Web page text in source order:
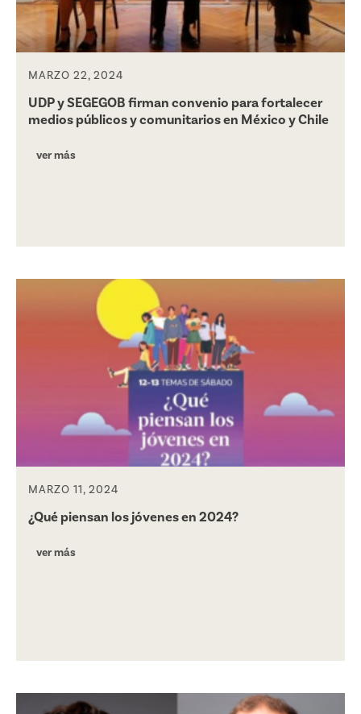
MARZO 22, 2024
UDP y SEGEGOB firman convenio para fortalecer
medios públicos y comunitarios en México y Chile
ver más
MARZO 11, 2024
¿Qué piensan los jóvenes en 2024?
ver más